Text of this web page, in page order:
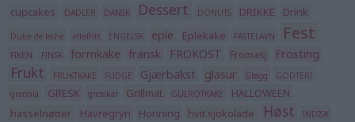
cupcakes DADLER DANSK Dessert DONUTS DRIKKE Drink
Dulce de leche eltefritt ENGELSK eple Eplekake FASTELAVN Fest
FIKEN FINSK formkake fransk FROKOST Fromasj Frosting
Frukt FRUKTKAKE FUDGE Gjærbakst glasur Gløgg
GODTERI
granola
GRESK gresskar Grillmat GULROTKAKE
HALLOWEEN
hasselnøtter
Havregryn Honning hvit sjokolade Høst INDISK